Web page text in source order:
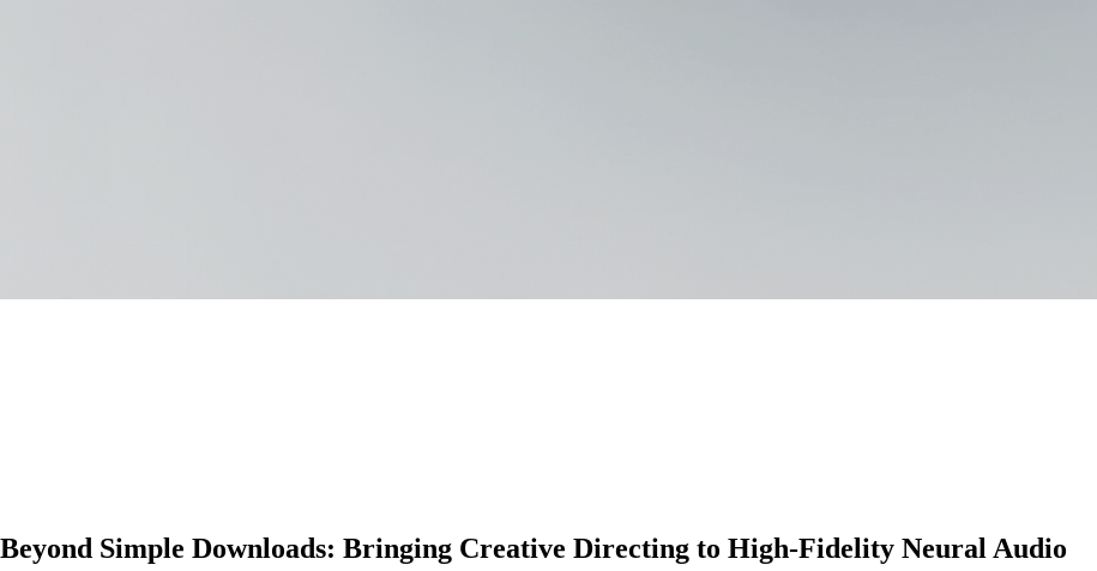
Beyond Simple Downloads: Bringing Creative Directing to High-Fidelity Neural Audio